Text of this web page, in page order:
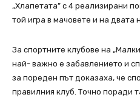
„Хлапетата” с 4 реализирани
той игра в мачовете и на двата
За спортните клубове на
най- важно е забавлението и
за пореден път доказаха, че
правилния клуб. Точно поради